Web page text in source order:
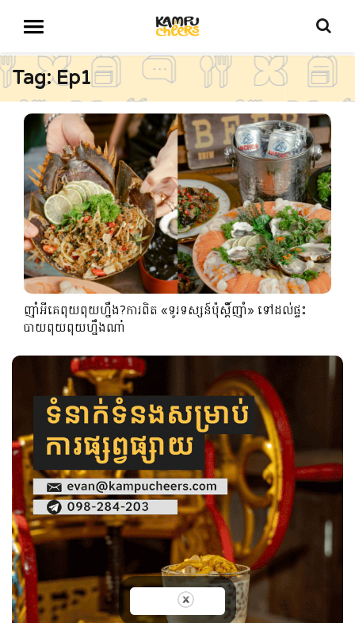
Tag: Ep1
ញ៉ាំអីគេពុយពុយហ្នឹង?ការពិត «ទូរទស្សន៍ប៉ុស្តិ៍ញ៉ាំ» ទៅដល់ផ្ទះ
បាយពុយពុយហ្នឹងណា៎